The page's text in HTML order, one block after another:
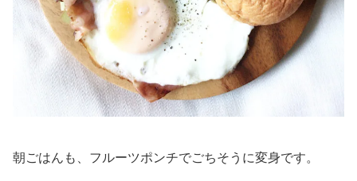
朝ごはんも、フルーツポンチでごちそうに変身です。